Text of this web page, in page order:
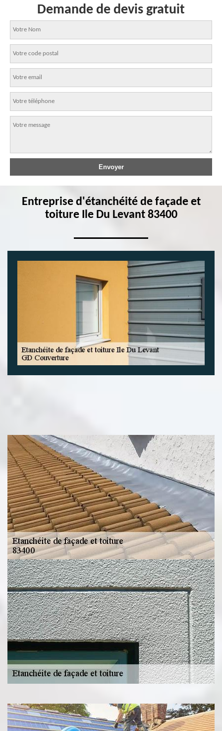
Demande de devis gratuit
Entreprise d'étanchéité de façade et
toiture Ile Du Levant 83400